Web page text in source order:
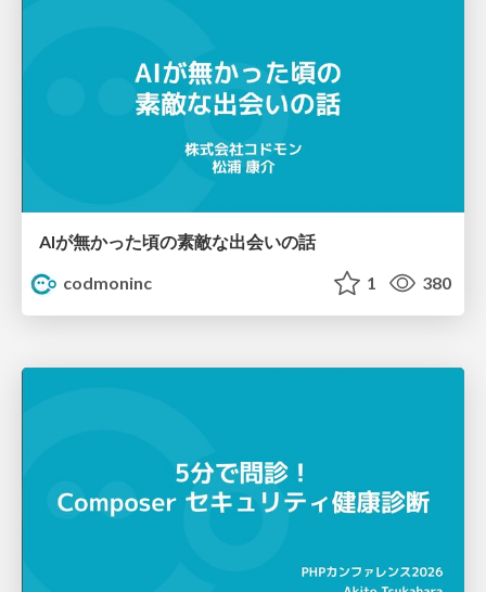
AIが無かった頃の素敵な出会いの話
codmoninc
1 380